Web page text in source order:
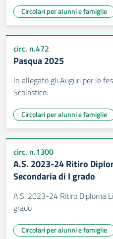
Circolari per alunni e famiglie
circ. n.472
Pasqua 2025
In allegato gli Auguri per le
Scolastico.
Circolari per alunni e famiglie
circ. n.1300
A.S. 2023-24 Ritiro
Secondaria di I grado
A.S. 2023-24 Ritiro Diploma
grado
Circolari per alunni e famiglie